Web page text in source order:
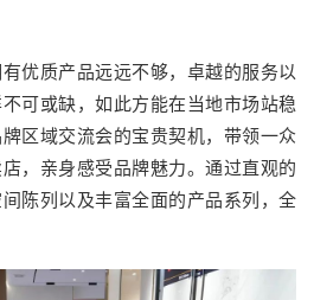
优质产品远远不够，卓越的服务以
可或缺，如此方能在当地市场站稳
区域交流会的宝贵契机，带领一众
，亲身感受品牌魅力。通过直观的
陈列以及丰富全面的产品系列，全